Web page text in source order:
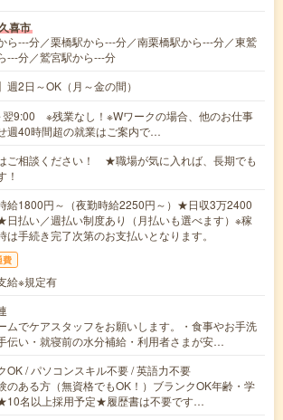
喜市
ら---分／栗橋駅から---分／南栗橋駅から---分／東鷲
---分／鷲宮駅から---分
週2日～OK（月～金の間）
翌9:00 ※残業なし！※Wワークの場合、他のお仕事
週40時間超の就業はご案内で…
ご相談ください！ ★職場が気に入れば、長期でも
！
給1800円～（夜勤時給2250円～）★日収3万2400
日払い／週払い制度あり（月払いも選べます）※稼
は手続き完了次第のお支払いとなります。
費
給※規定有
ムでケアスタッフをお願いします。・食事やお手洗
伝い・就寝前の水分補給・利用者さまが安…
OK / パソコンスキル不要 / 英語力不要
のある方（無資格でもOK！）ブランクOK年齢・学
名以上採用予定★履歴書は不要です…